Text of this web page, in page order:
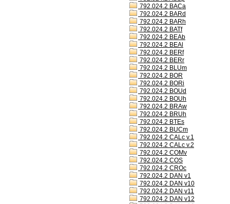
792.024.2 BACa
792.024.2 BARd
792.024.2 BARh
792.024.2 BATf
792.024.2 BEAb
792.024.2 BEAl
792.024.2 BERf
792.024.2 BERr
792.024.2 BLUm
792.024.2 BOR
792.024.2 BORi
792.024.2 BOUd
792.024.2 BOUh
792.024.2 BRAw
792.024.2 BRUh
792.024.2 BTEs
792.024.2 BUCm
792.024.2 CALc v.1
792.024.2 CALc v.2
792.024.2 COMv
792.024.2 COS
792.024.2 CROc
792.024.2 DAN v1
792.024.2 DAN v10
792.024.2 DAN v11
792.024.2 DAN v12